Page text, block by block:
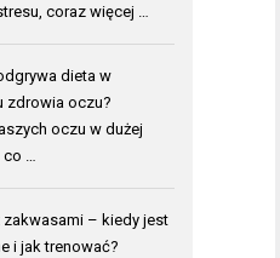
coraz więcej …
dieta w
zdrowia oczu?
oczu w dużej
…
zakwasami – kiedy jest
i jak trenować?